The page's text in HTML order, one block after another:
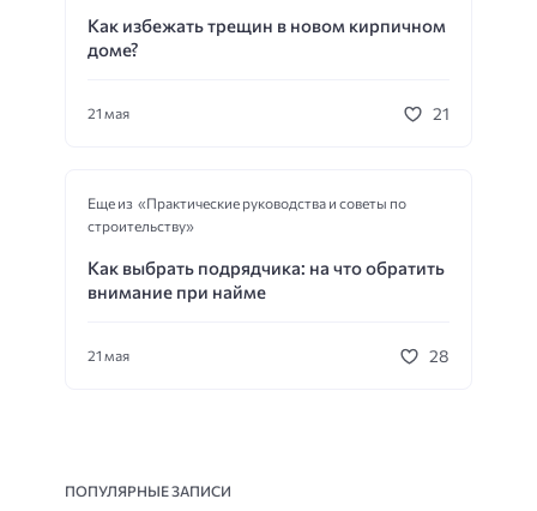
Как избежать трещин в новом кирпичном
доме?
21 мая 21
Еще из «Практические руководства и советы по
строительству»
Как выбрать подрядчика: на что обратить
внимание при найме
21 мая 28
ПОПУЛЯРНЫЕ ЗАПИСИ